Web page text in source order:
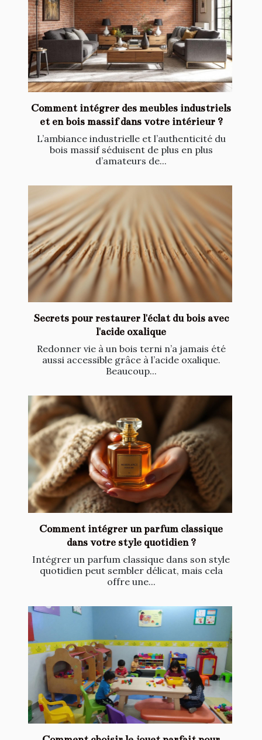
Comment intégrer des meubles industriels
et en bois massif dans votre intérieur ?
L’ambiance industrielle et l’authenticité du
bois massif séduisent de plus en plus
d’amateurs de...
Secrets pour restaurer l'éclat du bois avec
l'acide oxalique
Redonner vie à un bois terni n’a jamais été
aussi accessible grâce à l’acide oxalique.
Beaucoup...
Comment intégrer un parfum classique
dans votre style quotidien ?
Intégrer un parfum classique dans son style
quotidien peut sembler délicat, mais cela
offre une...